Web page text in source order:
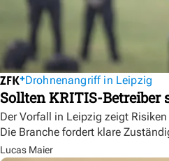
Drohnenangriff in Leipzig
Sollten KRITIS-Betreiber
Der Vorfall in Leipzig zeigt
Die Branche fordert klare
Lucas Maier